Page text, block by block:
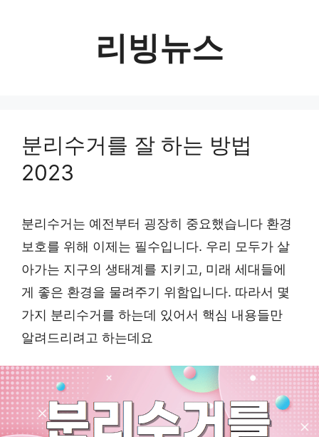
리빙뉴스
분리수거를 잘 하는 방법
2023
분리수거는 예전부터 굉장히 중요했습니다 환경
보호를 위해 이제는 필수입니다. 우리 모두가 살
아가는 지구의 생태계를 지키고, 미래 세대들에
게 좋은 환경을 물려주기 위함입니다. 따라서 몇
가지 분리수거를 하는데 있어서 핵심 내용들만
알려드리려고 하는데요